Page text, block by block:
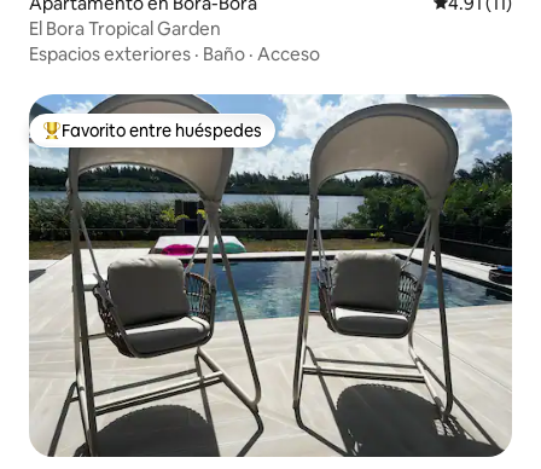
El Bora Tropical Garden
Espacios exteriores · Baño · Acceso
Favorito entre huéspedes preferido
Favorito entre huéspedes